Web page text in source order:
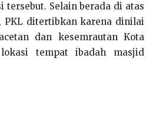
tersebut. Selain berada di atas
PKL ditertibkan karena dinilai
dan kesemrautan Kota
tempat ibadah masjid